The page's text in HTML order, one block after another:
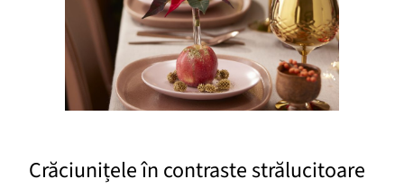
Crăciunițele în contraste strălucitoare